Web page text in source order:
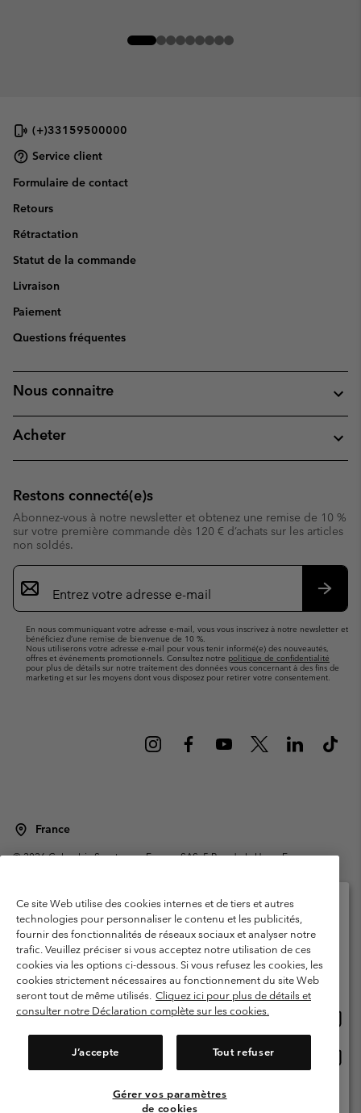
(+)33159500000
Service client
Formulaire de contact
Retours
Rétractation
Statut de la commande
Livraison
Paiement
Questions fréquentes
Nous connaitre
Acheter
Restons connecté(e)s
Abonnez-vous à notre newsletter et obtenez une remise de 10 %
sur votre première commande dès 120 € d’achats sur les articles
non soldés.
Inscription
par
e-
En nous communiquant votre adresse e-mail, vous vous inscrivez à notre newsletter et
bénéficiez d’une remise de bienvenue de 10 %.
Nous utiliserons votre adresse e-mail pour vous tenir informé(e) des nouveautés,
offres et événements promotionnels. Consultez notre politique de confidentialité
pour plus de détails sur notre traitement des données vous concernant à des fins de
marketing et sur les moyens dont vous disposez pour retirer votre consentement.
France
©2026Columbia Sportswear Europe SAS. 5 Rue de la Haye, Espace
Garanties Légales
Politique de confidentialité
Conditions d'utilisation - Membres
Conditions D'utilisation - Contenu généré par l'utilisateur
Impressum
Cookies
Public CBCR
Ce site Web utilise des cookies internes et de tiers et autres
technologies pour personnaliser le contenu et les publicités,
fournir des fonctionnalités de réseaux sociaux et analyser notre
trafic. Veuillez préciser si vous acceptez notre utilisation de ces
cookies via les options ci-dessous. Si vous refusez les cookies, les
cookies strictement nécessaires au fonctionnement du site Web
seront tout de même utilisés. Cliquez ici pour plus de détails et
consulter notre Déclaration complète sur les cookies.
J’accepte Tout refuser
Gérer vos paramètres
de cookies
Veuillez sélectionner votre pays d’expédition et
votre langue
Achats en ligne disponibles
United States
ligne
France
Voir Tous Les Pays